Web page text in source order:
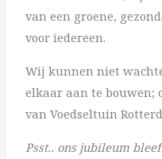
van een groene,
voor iedereen.
Wij kunnen niet
elkaar aan te
van Voedseltuin
Psst.. ons jubileum